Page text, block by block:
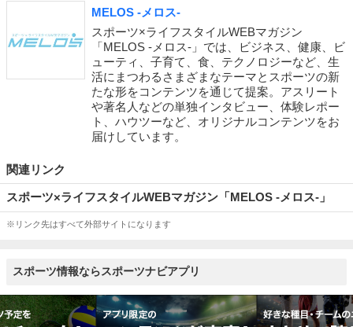
MELOS -メロス-
スポーツ×ライフスタイルWEBマガジン
「MELOS -メロス-」では、ビジネス、健康、ビ
ューティ、子育て、食、テクノロジーなど、生
活にまつわるさまざまなテーマとスポーツの新
たな形をコンテンツを通じて提案。アスリート
や著名人などの単独インタビュー、体験レポー
ト、ハウツーなど、オリジナルコンテンツをお
届けしています。
関連リンク
スポーツ×ライフスタイルWEBマガジン「MELOS -メロス-」
※リンク先はすべて外部サイトになります
スポーツ情報ならスポーツナビアプリ